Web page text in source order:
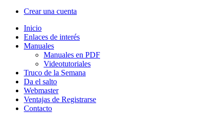
Crear una cuenta
Inicio
Enlaces de interés
Manuales
Manuales en PDF
Videotutoriales
Truco de la Semana
Da el salto
Webmaster
Ventajas de Registrarse
Contacto